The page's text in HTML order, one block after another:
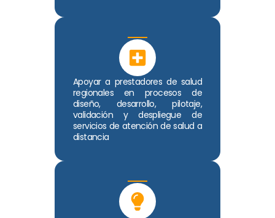
Apoyar a prestadores de salud
regionales en procesos de
diseño, desarrollo, pilotaje,
validación y despliegue de
servicios de atención de salud a
distancia